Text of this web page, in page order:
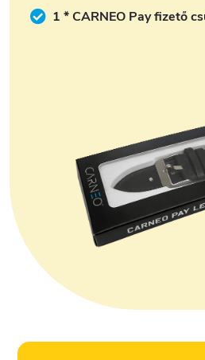
1 * CARNEO Pay fizető